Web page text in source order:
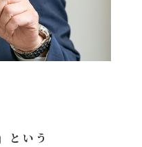
という